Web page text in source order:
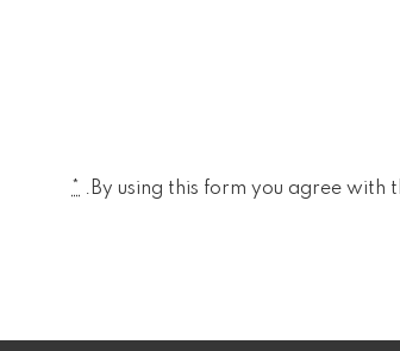
By using this form you agree